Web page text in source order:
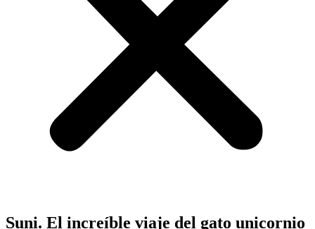
Suni. El increíble viaje del gato unicornio